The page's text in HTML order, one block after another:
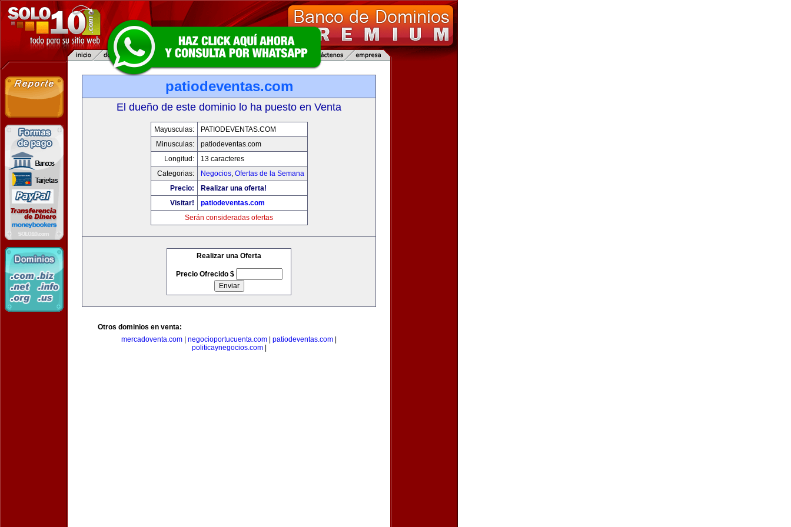
patiodeventas.com
El dueño de este dominio lo ha puesto en Venta
Mayusculas:
PATIODEVENTAS.COM
Minusculas:
patiodeventas.com
Longitud:
13 caracteres
Categorias:
Negocios, Ofertas de la Semana
Precio:
Realizar una oferta!
Visitar!
patiodeventas.com
Serán consideradas ofertas
Realizar una Oferta
Precio Ofrecido $
Otros dominios en venta:
mercadoventa.com
negocioportucuenta.com patiodeventas.com
politicaynegocios.com|